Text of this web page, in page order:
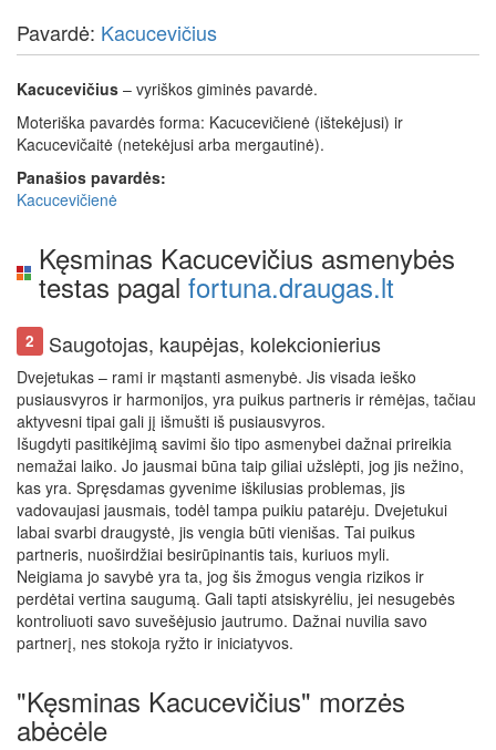
Pavardė: Kacucevičius
Kacucevičius – vyriškos giminės pavardė.
Moteriška pavardės forma: Kacucevičienė (ištekėjusi) ir
Kacucevičaitė (netekėjusi arba mergautinė).
Panašios pavardės:
Kacucevičienė
Kęsminas Kacucevičius asmenybės
testas pagal fortuna.draugas.lt
2 Saugotojas, kaupėjas, kolekcionierius
Dvejetukas – rami ir mąstanti asmenybė. Jis visada ieško
pusiausvyros ir harmonijos, yra puikus partneris ir rėmėjas, tačiau
aktyvesni tipai gali jį išmušti iš pusiausvyros.
Išugdyti pasitikėjimą savimi šio tipo asmenybei dažnai prireikia
nemažai laiko. Jo jausmai būna taip giliai užslėpti, jog jis nežino,
kas yra. Spręsdamas gyvenime iškilusias problemas, jis
vadovaujasi jausmais, todėl tampa puikiu patarėju. Dvejetukui
labai svarbi draugystė, jis vengia būti vienišas. Tai puikus
partneris, nuoširdžiai besirūpinantis tais, kuriuos myli.
Neigiama jo savybė yra ta, jog šis žmogus vengia rizikos ir
perdėtai vertina saugumą. Gali tapti atsiskyrėliu, jei nesugebės
kontroliuoti savo suvešėjusio jautrumo. Dažnai nuvilia savo
partnerį, nes stokoja ryžto ir iniciatyvos.
"Kęsminas Kacucevičius" morzės
abėcėle